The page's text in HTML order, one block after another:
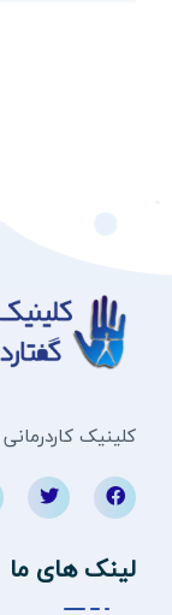
کلینیک
لینک های ما